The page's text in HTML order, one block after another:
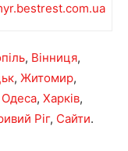
, Вінниця,
, Житомир,
Одеса, Харків,
Ріг, Сайти.